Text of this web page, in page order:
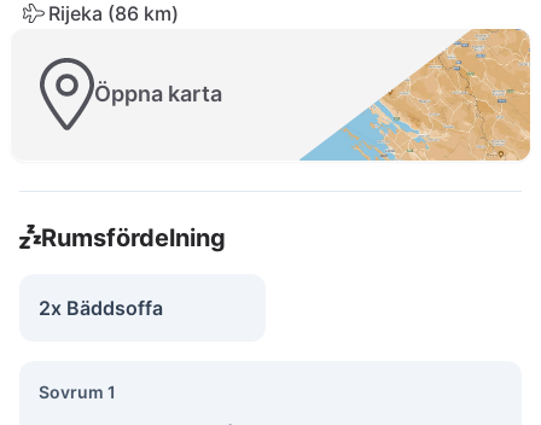
Rijeka (86 km)
Öppna karta
Rumsfördelning
2x Bäddsoffa
Sovrum 1